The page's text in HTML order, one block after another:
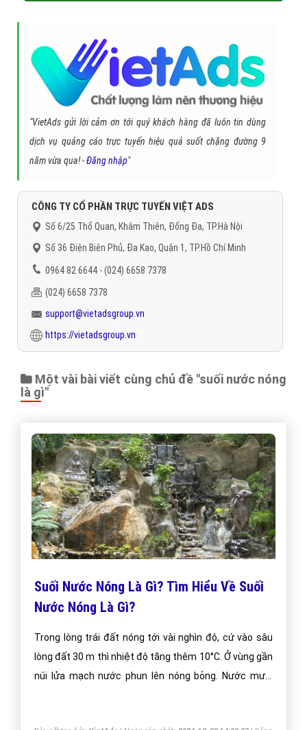
"VietAds gửi lời cảm ơn tới quý khách hàng đã luôn tin dùng
dịch vụ quảng cáo trực tuyến hiệu quả suốt chặng đường 9
năm vừa qua! -Đăng nhập"
CÔNG TY CỔ PHẦN TRỰC TUYẾN VIỆT ADS
Số 6/25 Thổ Quan, Khâm Thiên, Đống Đa, TP.Hà Nội
Số 36 Điện Biên Phủ, Đa Kao, Quận 1, TP.Hồ Chí Minh
0964 82 6644 - (024) 6658 7378
(024) 6658 7378
support@vietadsgroup.vn
https://vietadsgroup.vn
Một vài bài viết cùng chủ đề "suối nước nóng
là gì"
Suối Nước Nóng Là Gì? Tìm Hiểu Về Suối
Nước Nóng Là Gì?
Trong lòng trái đất nóng tới vài nghìn độ, cứ vào sâu
lòng đất 30 m thì nhiệt độ tăng thêm 10°C. Ở vùng gần
núi lửa mạch nước phun lên nóng bỏng. Nước mưa,